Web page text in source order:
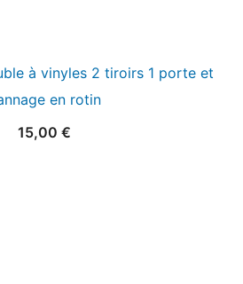
à vinyles 2 tiroirs 1 porte et
en rotin
15,00 €